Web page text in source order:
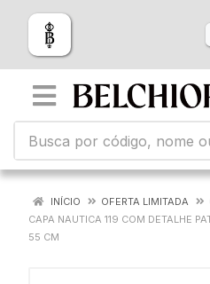
INÍCIO OFERTA LIMITADA
CAPA NAUTICA 119 COM DETALHE
55 CM